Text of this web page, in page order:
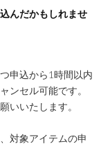
んだかもしれませ
申込から1時間以内
ンセル可能です。
いいたします。
対象アイテムの申